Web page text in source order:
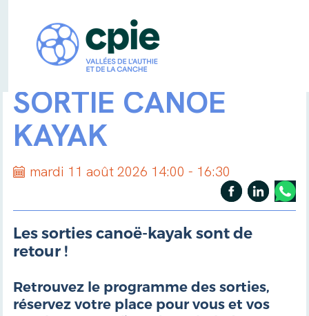
SORTIE CANOË
KAYAK
mardi 11 août 2026 14:00 - 16:30
Les sorties canoë-kayak sont de
retour !
Retrouvez le programme des sorties,
réservez votre place pour vous et vos